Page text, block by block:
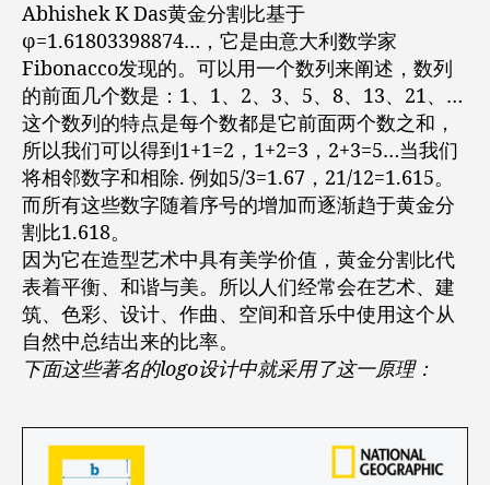
Abhishek K Das黄金分割比基于
φ=1.61803398874…，它是由意大利数学家
Fibonacco发现的。可以用一个数列来阐述，数列
的前面几个数是：1、1、2、3、5、8、13、21、…
这个数列的特点是每个数都是它前面两个数之和，
所以我们可以得到1+1=2，1+2=3，2+3=5…当我们
将相邻数字和相除. 例如5/3=1.67，21/12=1.615。
而所有这些数字随着序号的增加而逐渐趋于黄金分
割比1.618。
因为它在造型艺术中具有美学价值，黄金分割比代
表着平衡、和谐与美。所以人们经常会在艺术、建
筑、色彩、设计、作曲、空间和音乐中使用这个从
自然中总结出来的比率。
下面这些著名的logo设计中就采用了这一原理：